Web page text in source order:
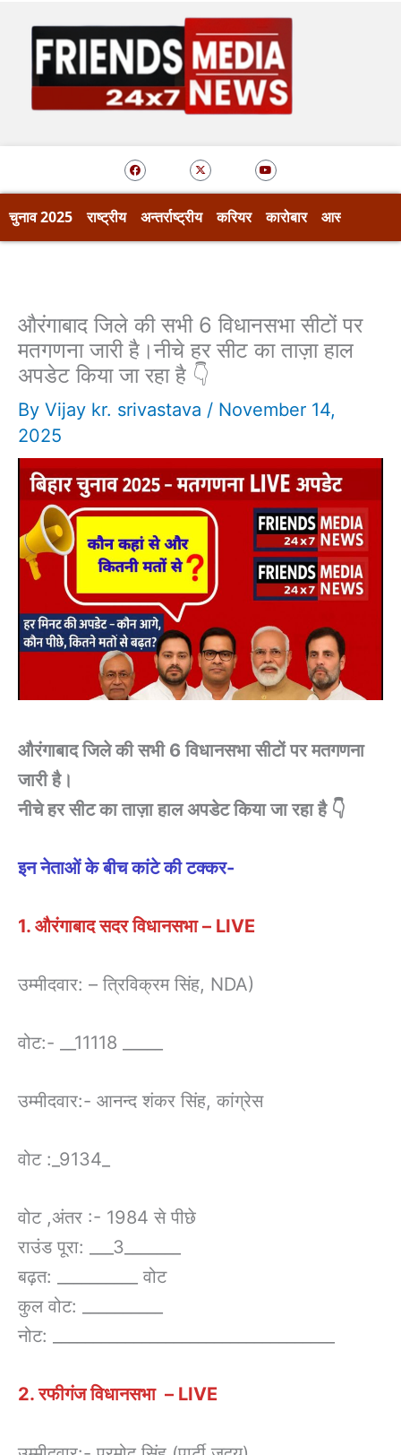
content
F
a
c
e
X
-
t
w
t
t
r
Y
o
u
t
b
e
चुनाव 2025 राष्ट्रीय अन्तर्राष्ट्रीय करियर कारोबार आस्था
औरंगाबाद जिले की सभी 6 विधानसभा सीटों पर
मतगणना जारी है।नीचे हर सीट का ताज़ा हाल
अपडेट किया जा रहा है 👇
By Vijay kr. srivastava / November 14,
2025
औरंगाबाद जिले की सभी 6 विधानसभा सीटों पर मतगणना
जारी है।
नीचे हर सीट का ताज़ा हाल अपडेट किया जा रहा है 👇
इन नेताओं के बीच कांटे की टक्कर-
1. औरंगाबाद सदर विधानसभा – LIVE
उम्मीदवार: – त्रिविक्रम सिंह, NDA)
वोट:- __11118 _____
उम्मीदवार:- आनन्द शंकर सिंह, कांग्रेस
वोट :_9134_
वोट ,अंतर :- 1984 से पीछे
राउंड पूरा: ___3_______
बढ़त: __________ वोट
कुल वोट: __________
नोट: ___________________________________
2. रफीगंज विधानसभा – LIVE